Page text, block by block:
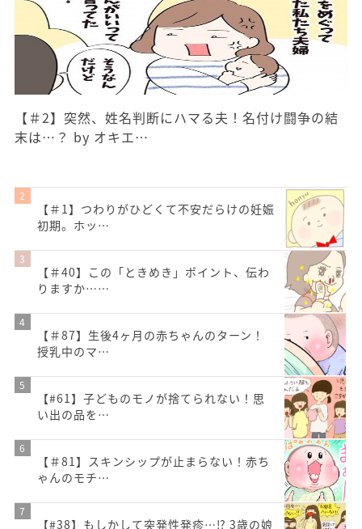
【＃2】突然、姓名判断にハマる夫！名付け闘争の結
末は…？ by オキエ…
【＃1】つわりがひどくて不安だらけの妊娠
初期。ホッ…
【＃40】この「ときめき」ポイント、伝わ
りますか……
【＃87】生後4ヶ月の赤ちゃんのターン！
授乳中のマ…
【#61】子どものモノが捨てられない！思
い出の品を…
【＃81】スキンシップが止まらない！赤ち
ゃんのモチ…
【#38】もしかして突発性発疹…⁉︎ 3歳の娘